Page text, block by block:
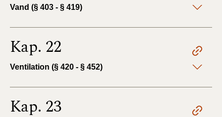
Vand (§ 403 - § 419)
Kap. 22
Ventilation (§ 420 - § 452)
Kap. 23